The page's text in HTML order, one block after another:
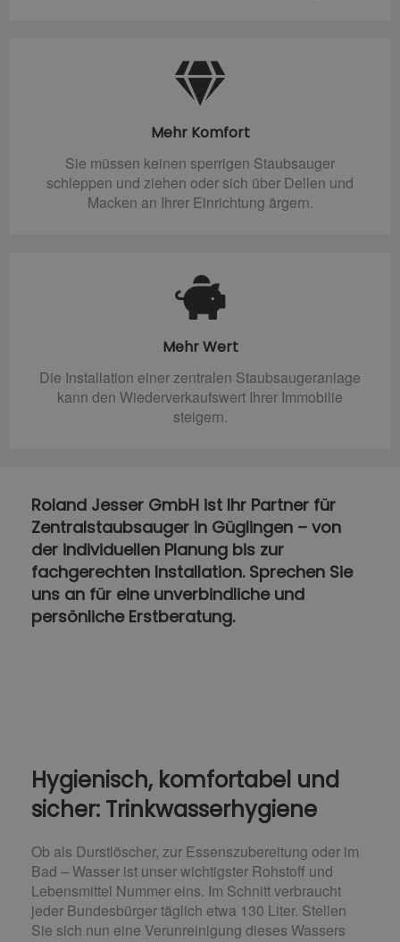
Mehr Komfort
Sie müssen keinen sperrigen Staubsauger
schleppen und ziehen oder sich über Dellen und
Macken an Ihrer Einrichtung ärgern.
Mehr Wert
Die Installation einer zentralen Staubsaugeranlage
kann den Wiederverkaufswert Ihrer Immobilie
steigern.
Roland Jesser GmbH ist Ihr Partner für
Zentralstaubsauger in Güglingen – von
der individuellen Planung bis zur
fachgerechten Installation. Sprechen Sie
uns an für eine unverbindliche und
persönliche Erstberatung.
Hygienisch, komfortabel und
sicher: Trinkwasserhygiene
Ob als Durstlöscher, zur Essenszubereitung oder im
Bad – Wasser ist unser wichtigster Rohstoff und
Lebensmittel Nummer eins. Im Schnitt verbraucht
jeder Bundesbürger täglich etwa 130 Liter. Stellen
Sie sich nun eine Verunreinigung dieses Wassers